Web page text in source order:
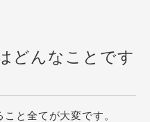
どんなことです
と全てが大変です。